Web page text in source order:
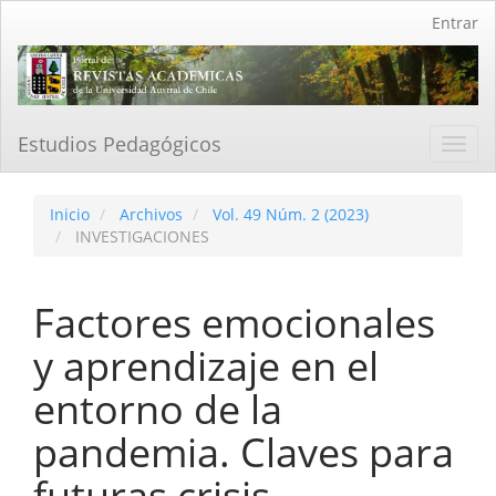
Contenido
principal
Barra
Entrar
Estudios Pedagógicos
Inicio Archivos
Vol. 49 Núm. 2 (2023)
INVESTIGACIONES
Factores emocionales
y aprendizaje en el
entorno de la
pandemia. Claves para